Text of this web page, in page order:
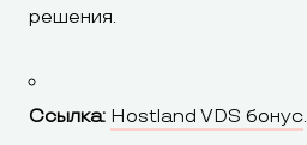
решения.
Ссылка: Hostland VDS бонус.